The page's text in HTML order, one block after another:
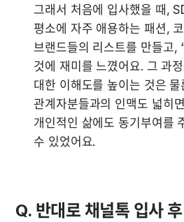
그래서 처음에 입사했을 때,
평소에 자주 애용하는 패션,
브랜드들의 리스트를 만들고,
것에 재미를 느꼈어요. 그 과
대한 이해도를 높이는 것은
관계자분들과의 인맥도 넓히
개인적인 삶에도 동기부여를
수 있었어요.
Q. 반대로 채널톡 입사